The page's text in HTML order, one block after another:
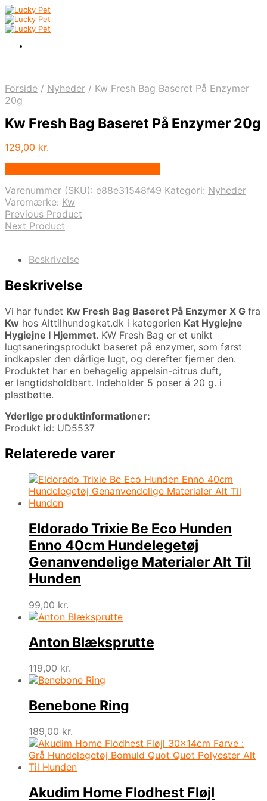
Forside / Nyheder / Kw Fresh Bag Baseret På Enzymer
20g
Kw Fresh Bag Baseret På Enzymer 20g
129,00 kr.
Varenummer (SKU): e88e31548f49 Kategori: Nyheder
Varemærke: Kw
Previous Product
Next Product
Beskrivelse
Beskrivelse
Vi har fundet Kw Fresh Bag Baseret På Enzymer X G fra
Kw hos Alttilhundogkat.dk i kategorien Kat Hygiejne
Hygiejne I Hjemmet. KW Fresh Bag er et unikt
lugtsaneringsprodukt baseret på enzymer, som først
indkapsler den dårlige lugt, og derefter fjerner den.
Produktet har en behagelig appelsin-citrus duft,
er langtidsholdbart. Indeholder 5 poser á 20 g. i
plastbøtte.
Yderlige produktinformationer:
Produkt id: UD5537
Relaterede varer
Eldorado Trixie Be Eco Hunden
Enno 40cm Hundelegetøj
Genanvendelige Materialer Alt Til
Hunden
99,00 kr.
Anton Blæksprutte
119,00 kr.
Benebone Ring
189,00 kr.
Akudim Home Flodhest Fløjl